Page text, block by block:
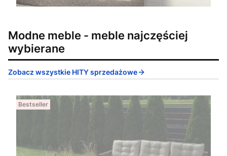
Modne meble - meble najczęściej
wybierane
Zobacz wszystkie HITY sprzedażowe
Bestseller